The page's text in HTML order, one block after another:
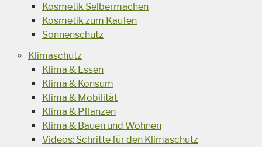
Kosmetik Selbermachen
Kosmetik zum Kaufen
Sonnenschutz
Klimaschutz
Klima & Essen
Klima & Konsum
Klima & Mobilität
Klima & Pflanzen
Klima & Bauen und Wohnen
Videos: Schritte für den Klimaschutz